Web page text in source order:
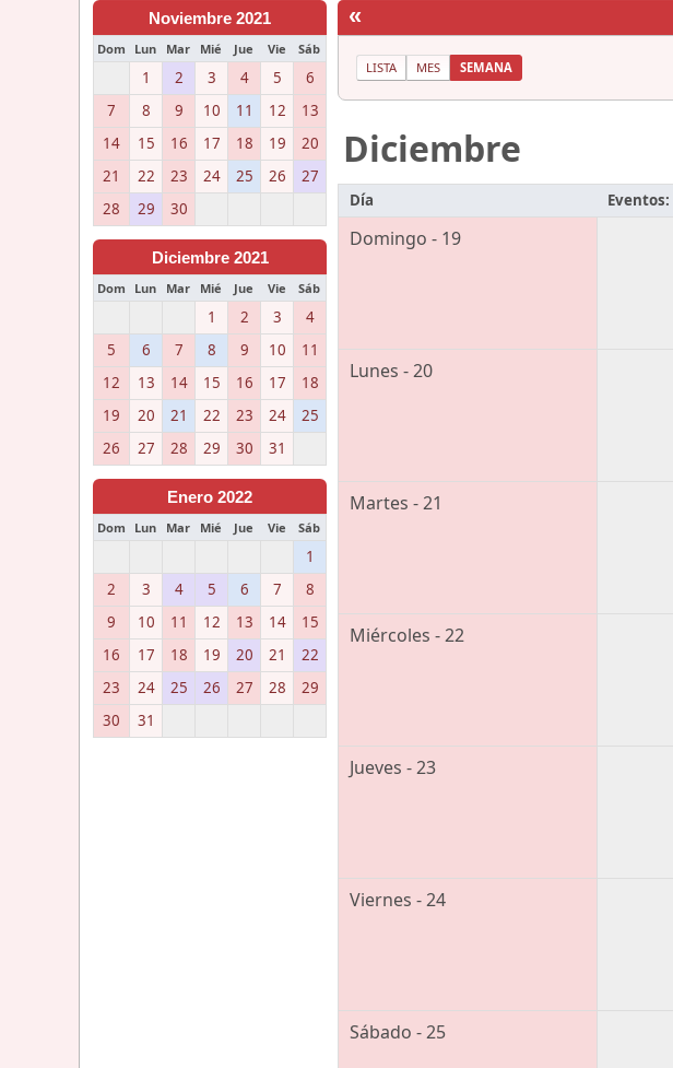
Noviembre 2021
Dom Lun Mar Mié Jue Vie Sáb
1 2 3 4 5
6
7
8 9 10 11 12
13
14
15 16 17 18 19
20
21
22 23 24 25 26
27
28
29 30
Diciembre 2021
Dom Lun Mar Mié Jue Vie Sáb
1 2 3
4
5
6 7 8 9 10
11
12
13 14 15 16 17
18
19
20 21 22 23 24
25
26
27 28 29 30 31
Enero 2022
Dom Lun Mar Mié Jue Vie Sáb
1
2
3 4 5 6 7
8
9
10 11 12 13 14
15
16
17 18 19 20 21
22
23
24 25 26 27 28
29
30
31
«
LISTA MES SEMANA
Diciembre
Día Eventos:
Domingo - 19
Lunes - 20
Martes - 21
Miércoles - 22
Jueves - 23
Viernes - 24
Sábado - 25